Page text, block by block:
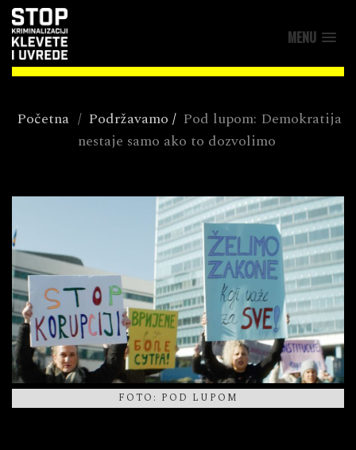
MENU
Početna / Podržavamo / Pod lupom: Demokratija
nestaje samo ako to dozvolimo
FOTO: POD LUPOM